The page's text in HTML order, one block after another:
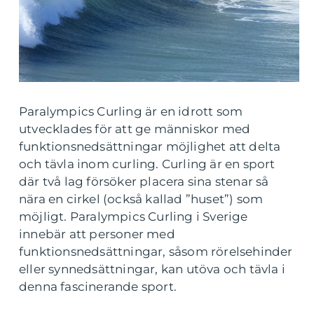
Paralympics Curling är en idrott som
utvecklades för att ge människor med
funktionsnedsättningar möjlighet att delta
och tävla inom curling. Curling är en sport
där två lag försöker placera sina stenar så
nära en cirkel (också kallad ”huset”) som
möjligt. Paralympics Curling i Sverige
innebär att personer med
funktionsnedsättningar, såsom rörelsehinder
eller synnedsättningar, kan utöva och tävla i
denna fascinerande sport.